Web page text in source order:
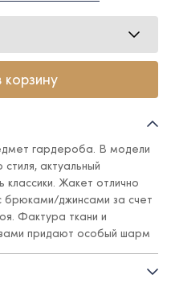
гардероба. В модели
актуальный
классики. Жакет отлично
брюками/джинсами за счет
Фактура ткани и
придают особый шарм
обеспечит